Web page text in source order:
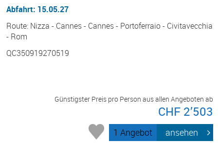
Abfahrt: 15.05.27
Route: Nizza - Cannes - Cannes - Portoferraio - Civitavecchia
- Rom
QC350919270519
Günstigster Preis pro Person aus allen Angeboten ab
CHF 2’503
1 Angebot ansehen